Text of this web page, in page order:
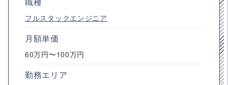
フルスタックエンジニア
月額単価
60万円〜100万円
勤務エリア